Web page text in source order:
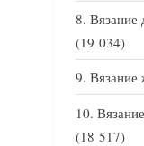
Вязание
(19 034)
Вязание
(18 517)